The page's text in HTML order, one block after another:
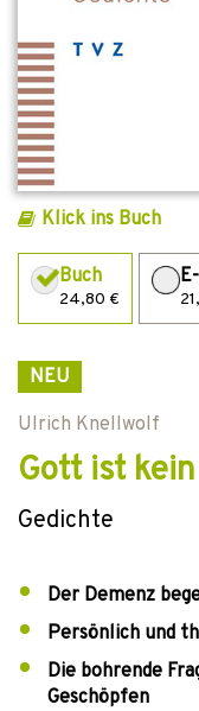
Klick ins Buch
Buch
24,80 €
NEU
Ulrich Knellwolf
Gott ist
Gedichte
Der Demenz
Persönlich und
Die bohrende
Geschöpfen